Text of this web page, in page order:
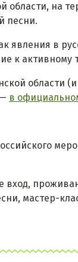
области, на
песни.
в
к активному
области
в
мастер-